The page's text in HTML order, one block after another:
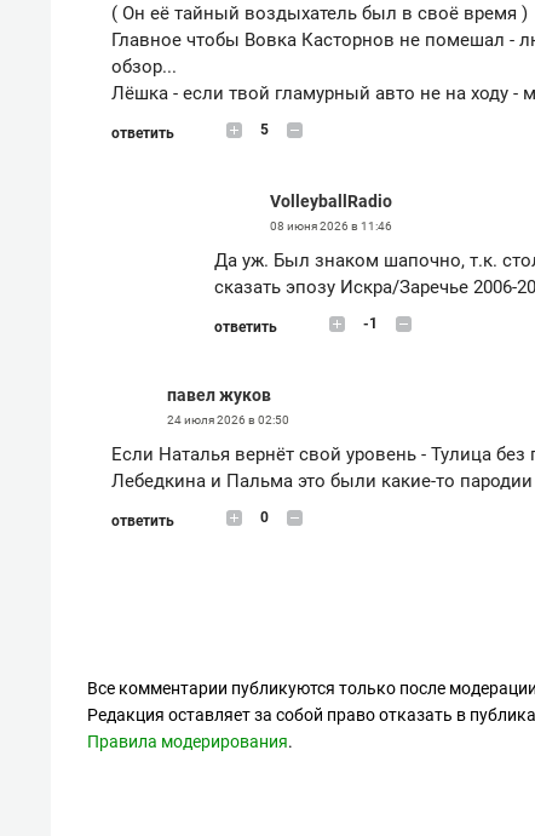
( Он её тайный воздыхатель был в своё время )
Главное чтобы Вовка Касторнов не помешал -
обзор...
Лёшка - если твой гламурный авто не на ходу -
ответить 5
VolleyballRadio
08 июня 2026 в 11:46
Да уж. Был знаком шапочно, т.к.
сказать эпозу Искра/Заречье 2006-
ответить -1
павел жуков
24 июля 2026 в 02:50
Если Наталья вернёт свой уровень - Тулица
Лебедкина и Пальма это были какие-то
ответить 0
Все комментарии публикуются только после
Редакция оставляет за собой право отказать в
Правила модерирования.